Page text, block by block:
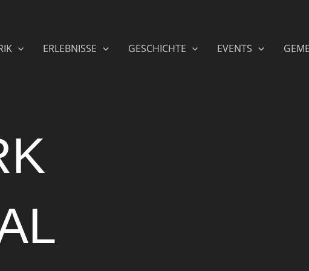
ERLEBNISSE GESCHICHTE EVENTS